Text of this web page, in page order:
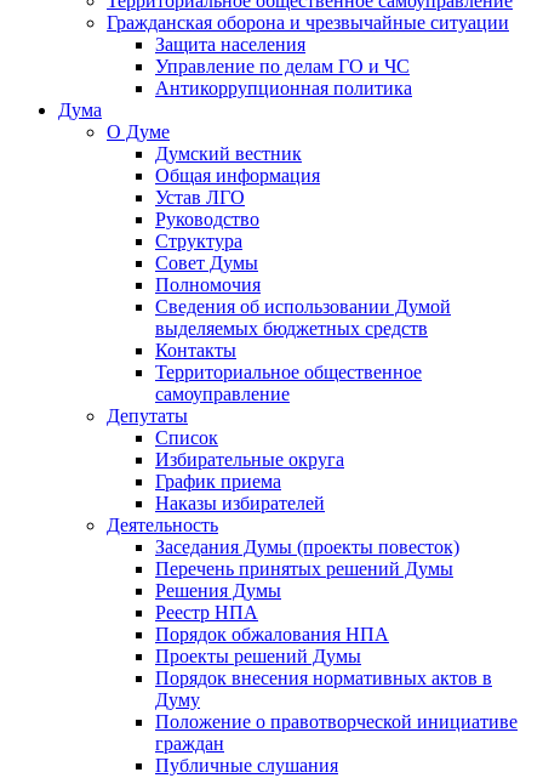
Гражданская оборона и чрезвычайные ситуации
Защита населения
Управление по делам ГО и ЧС
Антикоррупционная политика
Дума
О Думе
Думский вестник
Общая информация
Устав ЛГО
Руководство
Структура
Совет Думы
Полномочия
Сведения об использовании Думой
выделяемых бюджетных средств
Контакты
Территориальное общественное
самоуправление
Депутаты
Список
Избирательные округа
График приема
Наказы избирателей
Деятельность
Заседания Думы (проекты повесток)
Перечень принятых решений Думы
Решения Думы
Реестр НПА
Порядок обжалования НПА
Проекты решений Думы
Порядок внесения нормативных актов в
Думу
Положение о правотворческой инициативе
граждан
Публичные слушания